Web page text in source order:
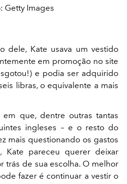
Getty Images
dele, Kate usava um vestido
em promoção no site
e podia ser adquirido
libras, o equivalente a mais
em que, dentre outras tantas
ingleses – e o resto do
mais questionando os gastos
Kate pareceu querer deixar
trás de sua escolha. O melhor
fazer é continuar a vestir o